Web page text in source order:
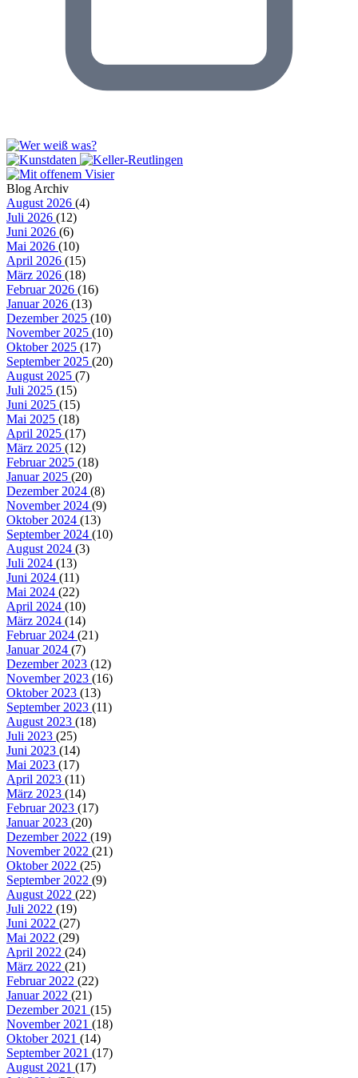
Blog Archiv
August 2026 (4)
Juli 2026 (12)
Juni 2026 (6)
Mai 2026 (10)
April 2026 (15)
März 2026 (18)
Februar 2026 (16)
Januar 2026 (13)
Dezember 2025 (10)
November 2025 (10)
Oktober 2025 (17)
September 2025 (20)
August 2025 (7)
Juli 2025 (15)
Juni 2025 (15)
Mai 2025 (18)
April 2025 (17)
März 2025 (12)
Februar 2025 (18)
Januar 2025 (20)
Dezember 2024 (8)
November 2024 (9)
Oktober 2024 (13)
September 2024 (10)
August 2024 (3)
Juli 2024 (13)
Juni 2024 (11)
Mai 2024 (22)
April 2024 (10)
März 2024 (14)
Februar 2024 (21)
Januar 2024 (7)
Dezember 2023 (12)
November 2023 (16)
Oktober 2023 (13)
September 2023 (11)
August 2023 (18)
Juli 2023 (25)
Juni 2023 (14)
Mai 2023 (17)
April 2023 (11)
März 2023 (14)
Februar 2023 (17)
Januar 2023 (20)
Dezember 2022 (19)
November 2022 (21)
Oktober 2022 (25)
September 2022 (9)
August 2022 (22)
Juli 2022 (19)
Juni 2022 (27)
Mai 2022 (29)
April 2022 (24)
März 2022 (21)
Februar 2022 (22)
Januar 2022 (21)
Dezember 2021 (15)
November 2021 (18)
Oktober 2021 (14)
September 2021 (17)
August 2021 (17)